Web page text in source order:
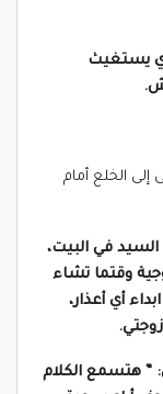
يستغيث
الخلع أمام
في البيت،
وقتما تشاء
أي أعذار،
” هتسمع الكلام